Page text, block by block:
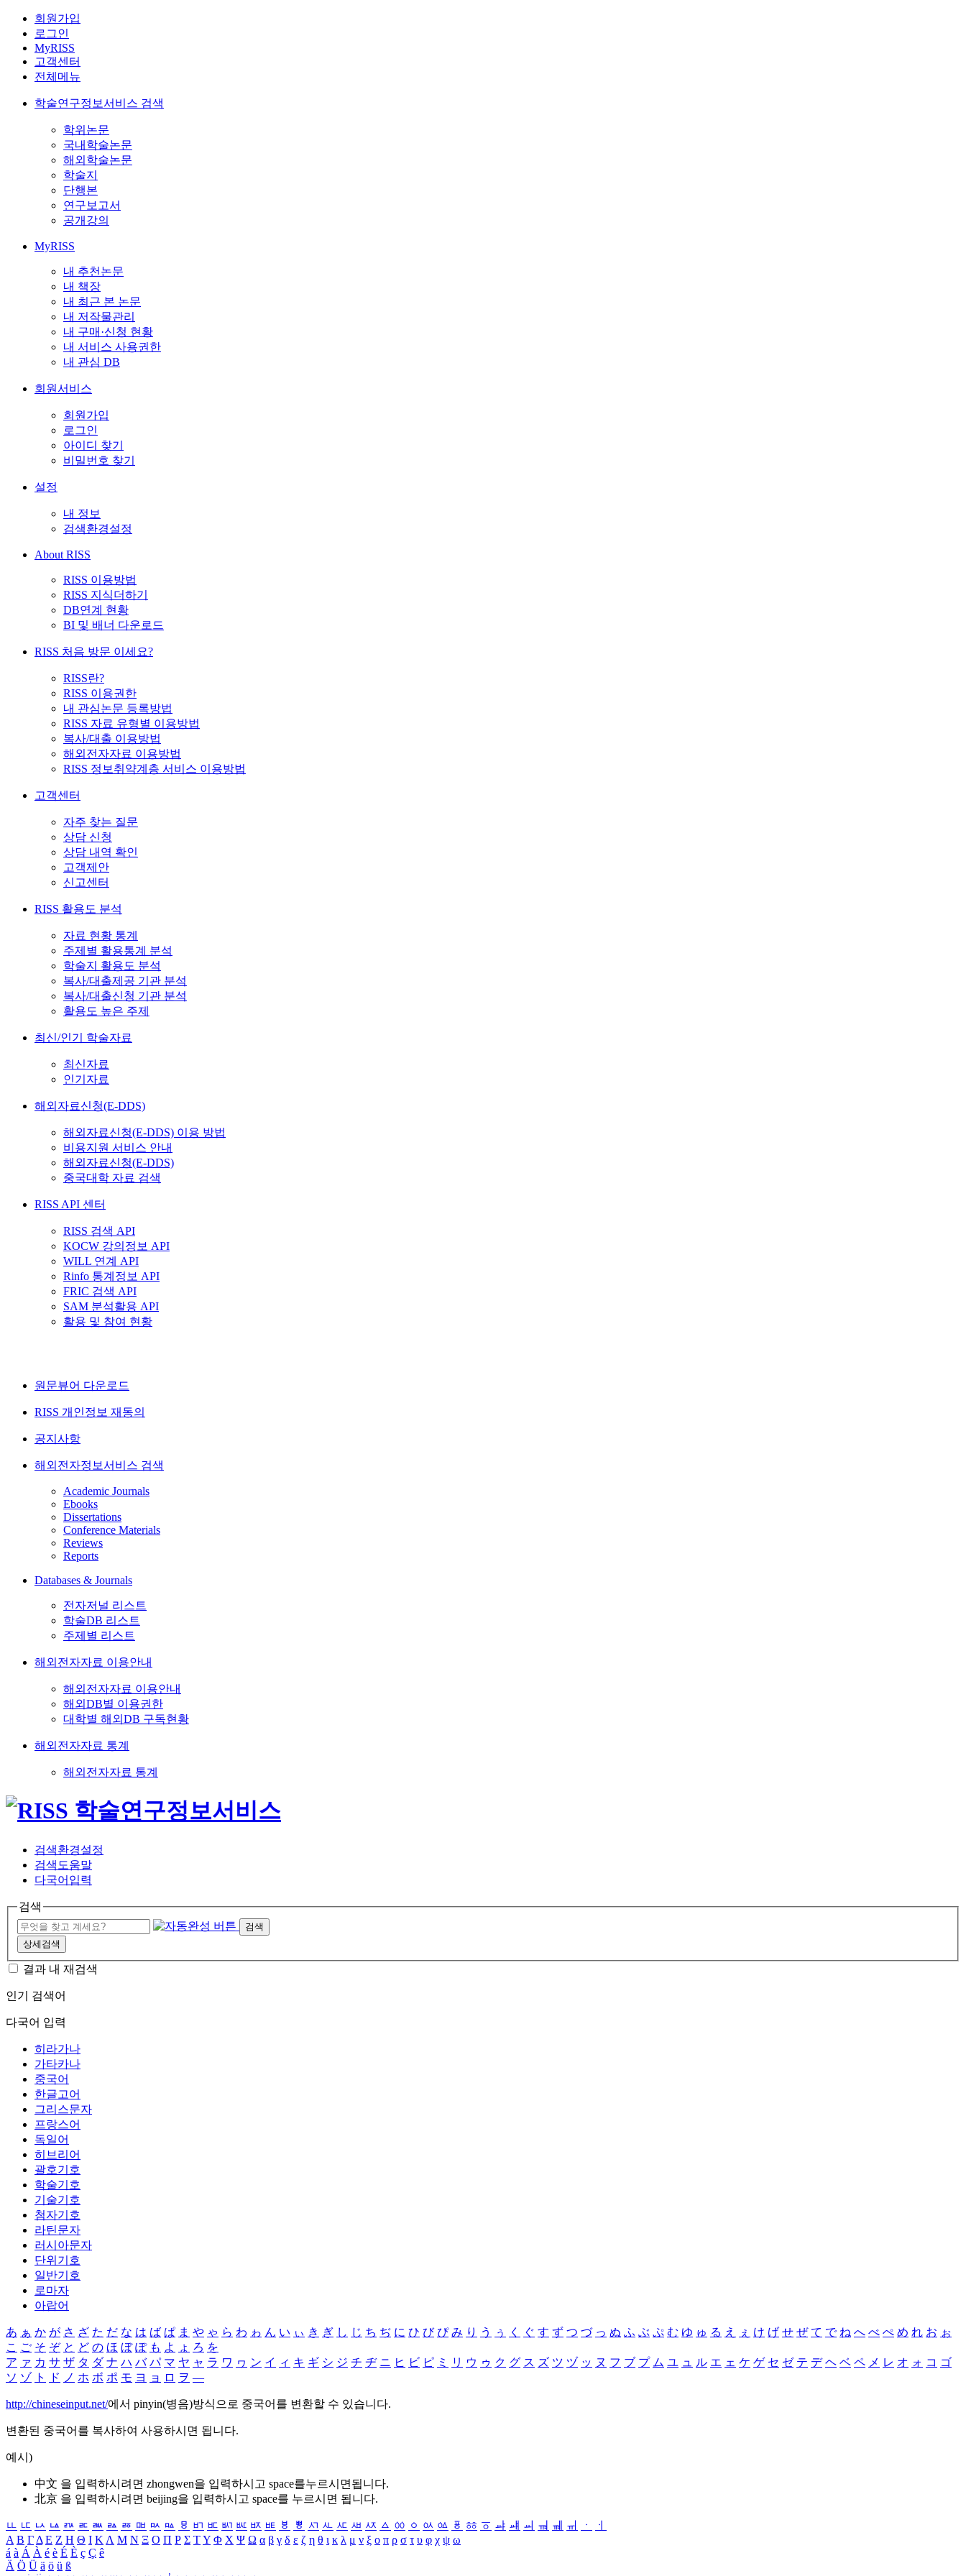
회원가입
로그인
MyRISS
고객센터
전체메뉴
학술연구정보서비스 검색
학위논문
국내학술논문
해외학술논문
학술지
단행본
연구보고서
공개강의
MyRISS
내 추천논문
내 책장
내 최근 본 논문
내 저작물관리
내 구매·신청 현황
내 서비스 사용권한
내 관심 DB
회원서비스
회원가입
로그인
아이디 찾기
비밀번호 찾기
설정
내 정보
검색환경설정
About RISS
RISS 이용방법
RISS 지식더하기
DB연계 현황
BI 및 배너 다운로드
RISS 처음 방문 이세요?
RISS란?
RISS 이용권한
내 관심논문 등록방법
RISS 자료 유형별 이용방법
복사/대출 이용방법
해외전자자료 이용방법
RISS 정보취약계층 서비스 이용방법
고객센터
자주 찾는 질문
상담 신청
상담 내역 확인
고객제안
신고센터
RISS 활용도 분석
자료 현황 통계
주제별 활용통계 분석
학술지 활용도 분석
복사/대출제공 기관 분석
복사/대출신청 기관 분석
활용도 높은 주제
최신/인기 학술자료
최신자료
인기자료
해외자료신청(E-DDS)
해외자료신청(E-DDS) 이용 방법
비용지원 서비스 안내
해외자료신청(E-DDS)
중국대학 자료 검색
RISS API 센터
RISS 검색 API
KOCW 강의정보 API
WILL 연계 API
Rinfo 통계정보 API
FRIC 검색 API
SAM 분석활용 API
활용 및 참여 현황
원문뷰어 다운로드
RISS 개인정보 재동의
공지사항
해외전자정보서비스 검색
Academic Journals
Ebooks
Dissertations
Conference Materials
Reviews
Reports
Databases & Journals
전자저널 리스트
학술DB 리스트
주제별 리스트
해외전자자료 이용안내
해외전자자료 이용안내
해외DB별 이용권한
대학별 해외DB 구독현황
해외전자자료 통계
해외전자자료 통계
검색환경설정
검색도움말
다국어입력
검색
검색
상세검색
결과 내 재검색
인기 검색어
다국어 입력
히라가나
가타카나
중국어
한글고어
그리스문자
프랑스어
독일어
히브리어
괄호기호
학술기호
기술기호
첨자기호
라틴문자
러시아문자
단위기호
일반기호
로마자
아랍어
あ ぁ か が さ ざ た だ な は ば ぱ ま や ゃ ら わ ゎ ん い ぃ き ぎ し じ ち ぢ に ひ び ぴ み り う ぅ く ぐ す ず つ づ っ ぬ ふ ぶ ぷ む ゆ ゅ る え ぇ け げ せ ぜ て で ね へ べ ぺ め れ お ぉ
こ ご そ ぞ と ど の ほ ぼ ぽ も よ ょ ろ を
ア ァ カ サ ザ タ ダ ナ ハ バ パ マ ヤ ャ ラ ワ ヮ ン イ ィ キ ギ シ ジ チ ヂ ニ ヒ ビ ピ ミ リ ウ ゥ ク グ ス ズ ツ ヅ ッ ヌ フ ブ プ ム ユ ュ ル エ ェ ケ ゲ セ ゼ テ デ ヘ ベ ペ メ レ オ ォ コ ゴ
ソ ゾ ト ド ノ ホ ボ ポ モ ヨ ョ ロ ヲ ―
http://chineseinput.net/에서 pinyin(병음)방식으로 중국어를 변환할 수 있습니다.
변환된 중국어를 복사하여 사용하시면 됩니다.
예시)
中文 을 입력하시려면 zhongwen을 입력하시고 space를누르시면됩니다.
北京 을 입력하시려면 beijing을 입력하시고 space를 누르시면 됩니다.
ㅥ ㅦ ㅧ ㅨ ㅩ ㅪ ㅫ ㅬ ㅭ ㅮ ㅯ ㅰ ㅱ ㅲ ㅳ ㅴ ㅵ ㅶ ㅷ ㅸ ㅹ ㅺ ㅻ ㅼ ㅽ ㅾ ㅿ ㆀ ㆁ ㆂ ㆃ ㆄ ㆅ ㆆ ㆇ ㆈ ㆉ ㆊ ㆋ ㆌ ㆍ
ㆎ
Α Β ΓΔ Ε Ζ Η Θ Ι ΚΛ Μ Ν Ξ Ο Π Ρ Σ ΤΥ Φ Χ Ψ Ω α β γ δ ε ζ η θ ι κ λ μ ν ξ ο π ρ σ τ υ φ χ ψ ω
á à Á À é è É È ç Ç ê
Ä Ö Ü ä ö ü ß